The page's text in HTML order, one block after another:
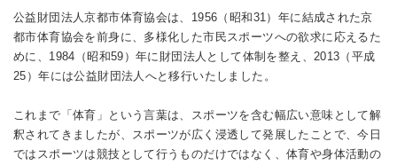
公益財団法人京都市体育協会は、1956（昭和31）年に結成された京
都市体育協会を前身に、多様化した市民スポーツへの欲求に応えるた
めに、1984（昭和59）年に財団法人として体制を整え、2013（平成
25）年には公益財団法人へと移行いたしました。
これまで「体育」という言葉は、スポーツを含む幅広い意味として解
釈されてきましたが、スポーツが広く浸透して発展したことで、今日
ではスポーツは競技として行うものだけではなく、体育や身体活動の